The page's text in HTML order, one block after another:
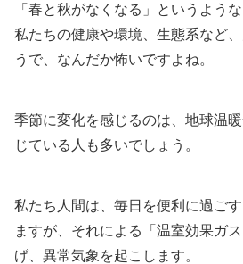
「春と秋がなくなる」というよう
私たちの健康や環境、生態系など
うで、なんだか怖いですよね。
季節に変化を感じるのは、地球温
じている人も多いでしょう。
私たち人間は、毎日を便利に過ご
ますが、それによる「温室効果ガ
げ、異常気象を起こします。